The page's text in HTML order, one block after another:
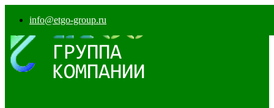
info@etgo-group.ru